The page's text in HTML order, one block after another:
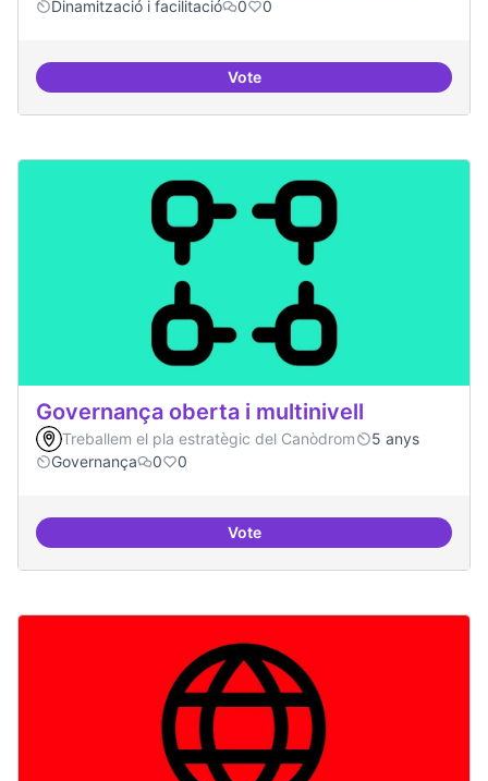
Dinamització i facilitació
0 0
VoteSuport a projectes digitals i
Governança oberta i multinivell
Treballem el pla estratègic del Canòdrom
5 anys
Governança
0 0
VoteGovernança oberta i multinivell